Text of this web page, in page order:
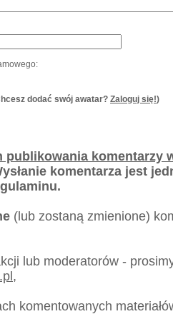
dodać swój awatar? Zaloguj się!)
publikowania komentarzy
komentarza jest
(lub zostaną zmienione)
lub moderatorów -
,
komentowanych